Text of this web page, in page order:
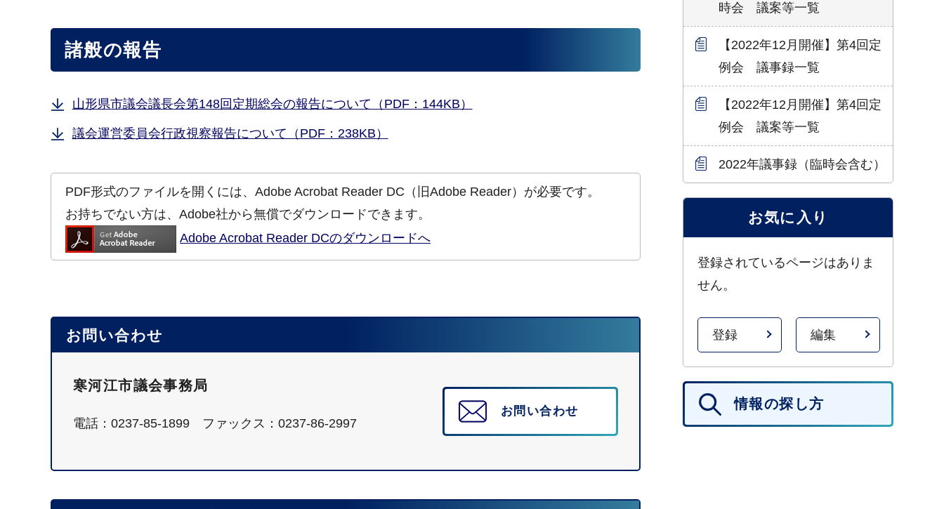
諸般の報告
山形県市議会議長会第148回定期総会の報告について（PDF：144KB）
議会運営委員会行政視察報告について（PDF：238KB）
PDF形式のファイルを開くには、Adobe Acrobat Reader DC（旧Adobe Reader）が必要です。
お持ちでない方は、Adobe社から無償でダウンロードできます。
Adobe Acrobat Reader DCのダウンロードへ
お問い合わせ
寒河江市議会事務局
電話：0237-85-1899 ファックス：0237-86-2997
お問い合わせ
時会 議案等一覧
【2022年12月開催】第4回定
例会 議事録一覧
【2022年12月開催】第4回定
例会 議案等一覧
2022年議事録（臨時会含む）
お気に入り
登録されているページはありま
せん。
登録 編集
情報の探し方